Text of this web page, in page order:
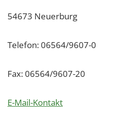
54673 Neuerburg
Telefon: 06564/9607-0
Fax: 06564/9607-20
E-Mail-Kontakt